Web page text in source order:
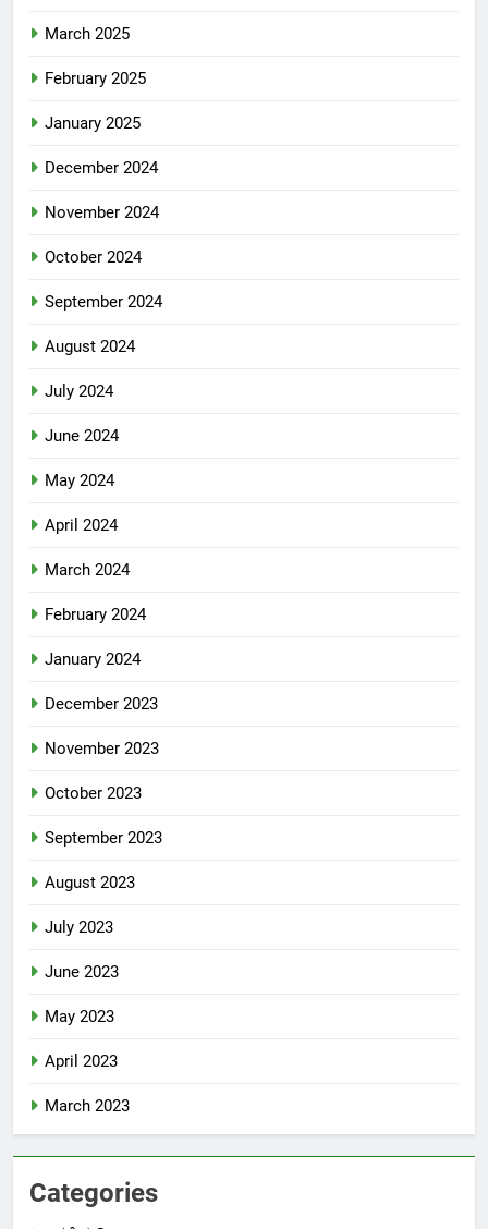
March 2025
February 2025
January 2025
December 2024
November 2024
October 2024
September 2024
August 2024
July 2024
June 2024
May 2024
April 2024
March 2024
February 2024
January 2024
December 2023
November 2023
October 2023
September 2023
August 2023
July 2023
June 2023
May 2023
April 2023
March 2023
Categories